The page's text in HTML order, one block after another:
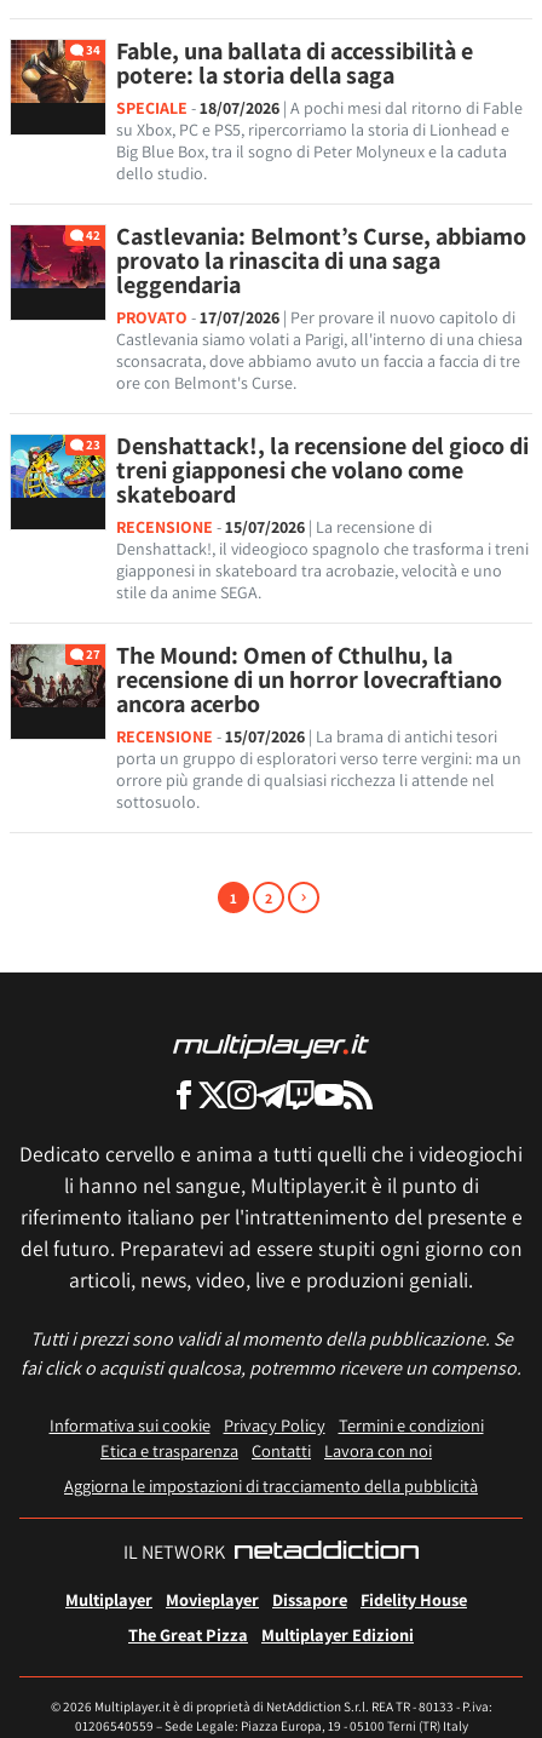
34 Fable, una ballata di accessibilità e
potere: la storia della saga
SPECIALE -18/07/2026 | A pochi mesi dal ritorno di Fable
su Xbox, PC e PS5, ripercorriamo la storia di Lionhead e
Big Blue Box, tra il sogno di Peter Molyneux e la caduta
dello studio.
42 Castlevania: Belmont’s Curse, abbiamo
provato la rinascita di una saga
leggendaria
PROVATO -17/07/2026 | Per provare il nuovo capitolo di
Castlevania siamo volati a Parigi, all'interno di una chiesa
sconsacrata, dove abbiamo avuto un faccia a faccia di tre
ore con Belmont's Curse.
23 Denshattack!, la recensione del gioco di
treni giapponesi che volano come
skateboard
RECENSIONE -15/07/2026 | La recensione di
Denshattack!, il videogioco spagnolo che trasforma i treni
giapponesi in skateboard tra acrobazie, velocità e uno
stile da anime SEGA.
27 The Mound: Omen of Cthulhu, la
recensione di un horror lovecraftiano
ancora acerbo
RECENSIONE -15/07/2026 | La brama di antichi tesori
porta un gruppo di esploratori verso terre vergini: ma un
orrore più grande di qualsiasi ricchezza li attende nel
sottosuolo.
1 2
Dedicato cervello e anima a tutti quelli che i videogiochi
li hanno nel sangue, Multiplayer.it è il punto di
riferimento italiano per l'intrattenimento del presente e
del futuro. Preparatevi ad essere stupiti ogni giorno con
articoli, news, video, live e produzioni geniali.
Tutti i prezzi sono validi al momento della pubblicazione. Se
fai click o acquisti qualcosa, potremmo ricevere un compenso.
Informativa sui cookie Privacy Policy
Termini e condizioni
Etica e trasparenza Contatti
Lavora con noi
Aggiorna le impostazioni di tracciamento della pubblicità
IL NETWORK
Multiplayer Movieplayer Dissapore
Fidelity House
The Great Pizza
Multiplayer Edizioni
© 2026 Multiplayer.it è di proprietà di NetAddiction S.r.l. REA TR - 80133 - P.iva:
01206540559 – Sede Legale: Piazza Europa, 19 - 05100 Terni (TR) Italy